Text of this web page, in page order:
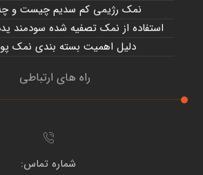
نمک رژیمی کم سدیم چیست و
استفاده از نمک تصفیه شده سودمند
دلیل اهمیت بسته بندی نمک
راه های ارتباطی
شماره تماس: